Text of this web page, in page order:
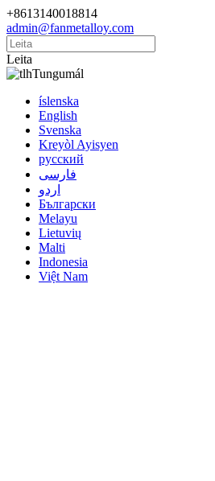
+8613140018814
admin@fanmetalloy.com
Leita
Tungumál
íslenska
English
Svenska
Kreyòl Ayisyen
русский
فارسی
اردو
Български
Melayu
Lietuvių
Malti
Indonesia
Việt Nam